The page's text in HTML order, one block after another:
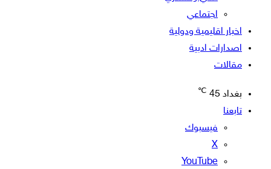
اجتماعي
اخبار اقليمية ودولية
اصدارات ادبية
مقالات
بغداد 45
℃
تابعنا
فيسبوك
‫X
‫YouTube